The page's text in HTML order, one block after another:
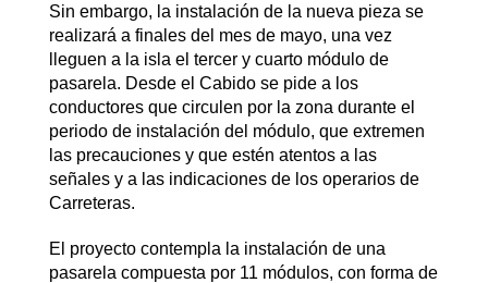
Sin embargo, la instalación de la nueva pieza se
realizará a finales del mes de mayo, una vez
lleguen a la isla el tercer y cuarto módulo de
pasarela. Desde el Cabido se pide a los
conductores que circulen por la zona durante el
periodo de instalación del módulo, que extremen
las precauciones y que estén atentos a las
señales y a las indicaciones de los operarios de
Carreteras.
El proyecto contempla la instalación de una
pasarela compuesta por 11 módulos, con forma de